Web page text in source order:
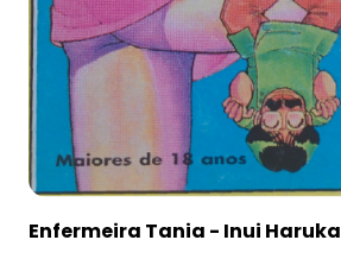
Enfermeira Tania - Inui Haruka